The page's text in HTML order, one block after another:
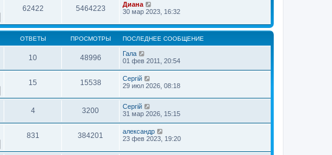
62422 5464223
Диана
30 мар 2023, 16:32
ОТВЕТЫ ПРОСМОТРЫ ПОСЛЕДНЕЕ СООБЩЕНИЕ
10 48996
Гала
01 фев 2011, 20:54
15 15538
Сергій
29 июл 2026, 08:18
4 3200
Сергій
31 мар 2026, 15:15
831 384201
александр
23 фев 2023, 19:20